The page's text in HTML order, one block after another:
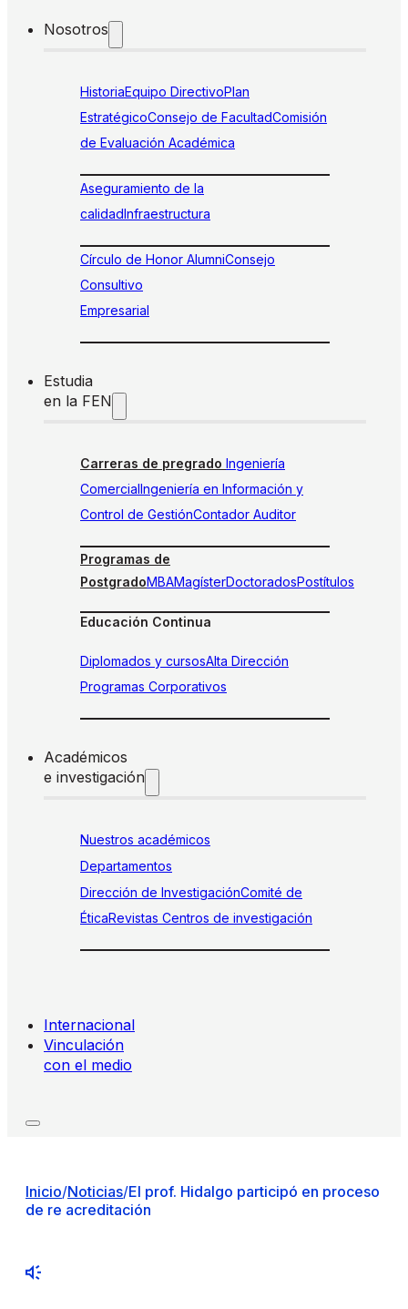
Nosotros
HistoriaEquipo DirectivoPlan
EstratégicoConsejo de FacultadComisión
de Evaluación Académica
Aseguramiento de la
calidadInfraestructura
Círculo de Honor AlumniConsejo
Consultivo
Empresarial
Estudia
en la FEN
Carreras de pregrado Ingeniería
ComercialIngeniería en Información y
Control de GestiónContador Auditor
Programas de
PostgradoMBAMagísterDoctoradosPostítulos
Educación Continua
Diplomados y cursosAlta Dirección
Programas Corporativos
Académicos
e investigación
Nuestros académicos
Departamentos
Dirección de InvestigaciónComité de
ÉticaRevistas Centros de investigación
Internacional
Vinculación
con el medio
Inicio/Noticias/El prof. Hidalgo participó en proceso
de re acreditación